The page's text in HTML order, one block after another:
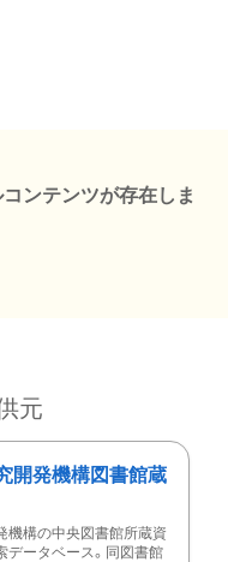
ンテンツが存在しま
元
開発機構図書館蔵
機構の中央図書館所蔵資
データベース。同図書館